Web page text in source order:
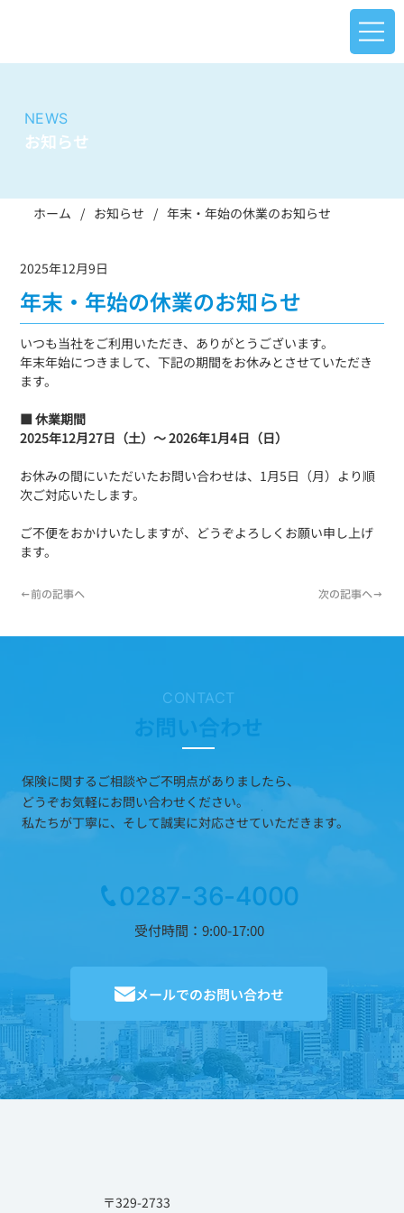
NEWS
お知らせ
ホーム / お知らせ / 年末・年始の休業のお知らせ
2025年12月9日
年末・年始の休業のお知らせ
いつも当社をご利用いただき、ありがとうございます。
年末年始につきまして、下記の期間をお休みとさせていただき
ます。
■ 休業期間
2025年12月27日（土）～ 2026年1月4日（日）
お休みの間にいただいたお問い合わせは、1月5日（月）より順
次ご対応いたします。
ご不便をおかけいたしますが、どうぞよろしくお願い申し上げ
ます。
←前の記事へ 次の記事へ→
CONTACT
お問い合わせ
保険に関するご相談やご不明点がありましたら、
どうぞお気軽にお問い合わせください。
私たちが丁寧に、そして誠実に対応させていただきます。
0287-36-4000
受付時間：9:00-17:00
メールでのお問い合わせ
〒329-2733